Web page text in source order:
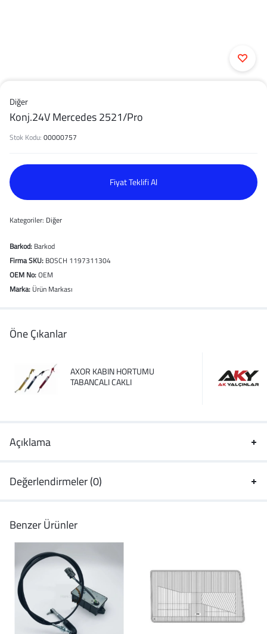
Diğer
Konj.24V Mercedes 2521/Pro
Stok Kodu: 00000757
Fiyat Teklifi Al
Kategoriler: Diğer
Barkod: Barkod
Firma SKU: BOSCH 1197311304
OEM No:OEM
Marka: Ürün Markası
Öne Çıkanlar
AXOR KABIN HORTUMU
TABANCALI CAKLI
Açıklama
Değerlendirmeler (0)
Benzer Ürünler